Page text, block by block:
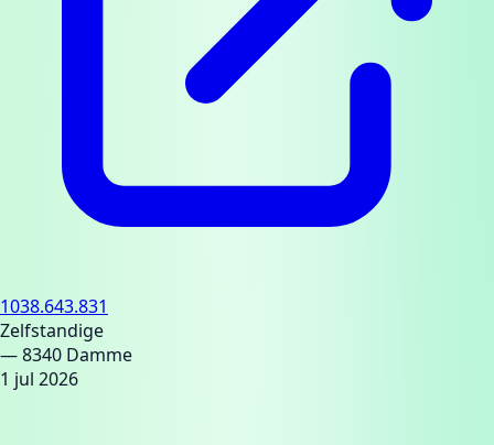
1038.643.831
Zelfstandige
— 8340 Damme
1 jul 2026